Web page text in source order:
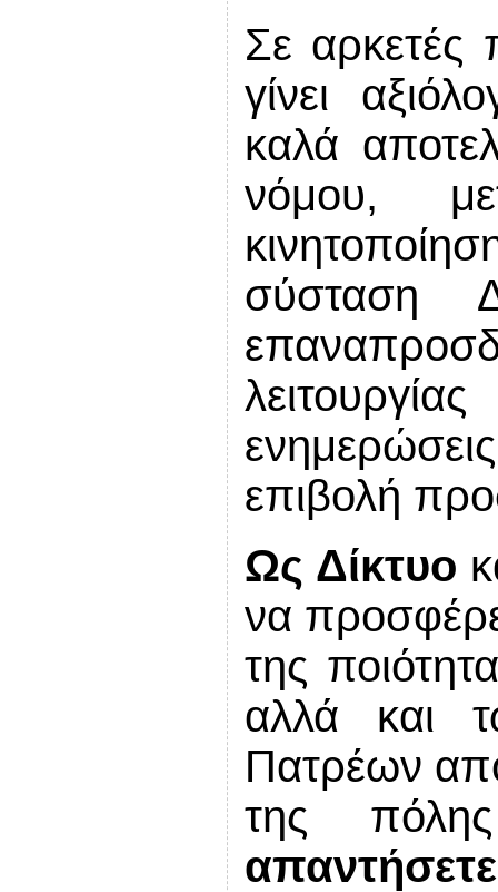
Σε αρκετές
γίνει
καλά
νόμου,
σύσταση
επιβολή
Ως Δίκτυο
να
της
αλλά και
Πατρέων
της